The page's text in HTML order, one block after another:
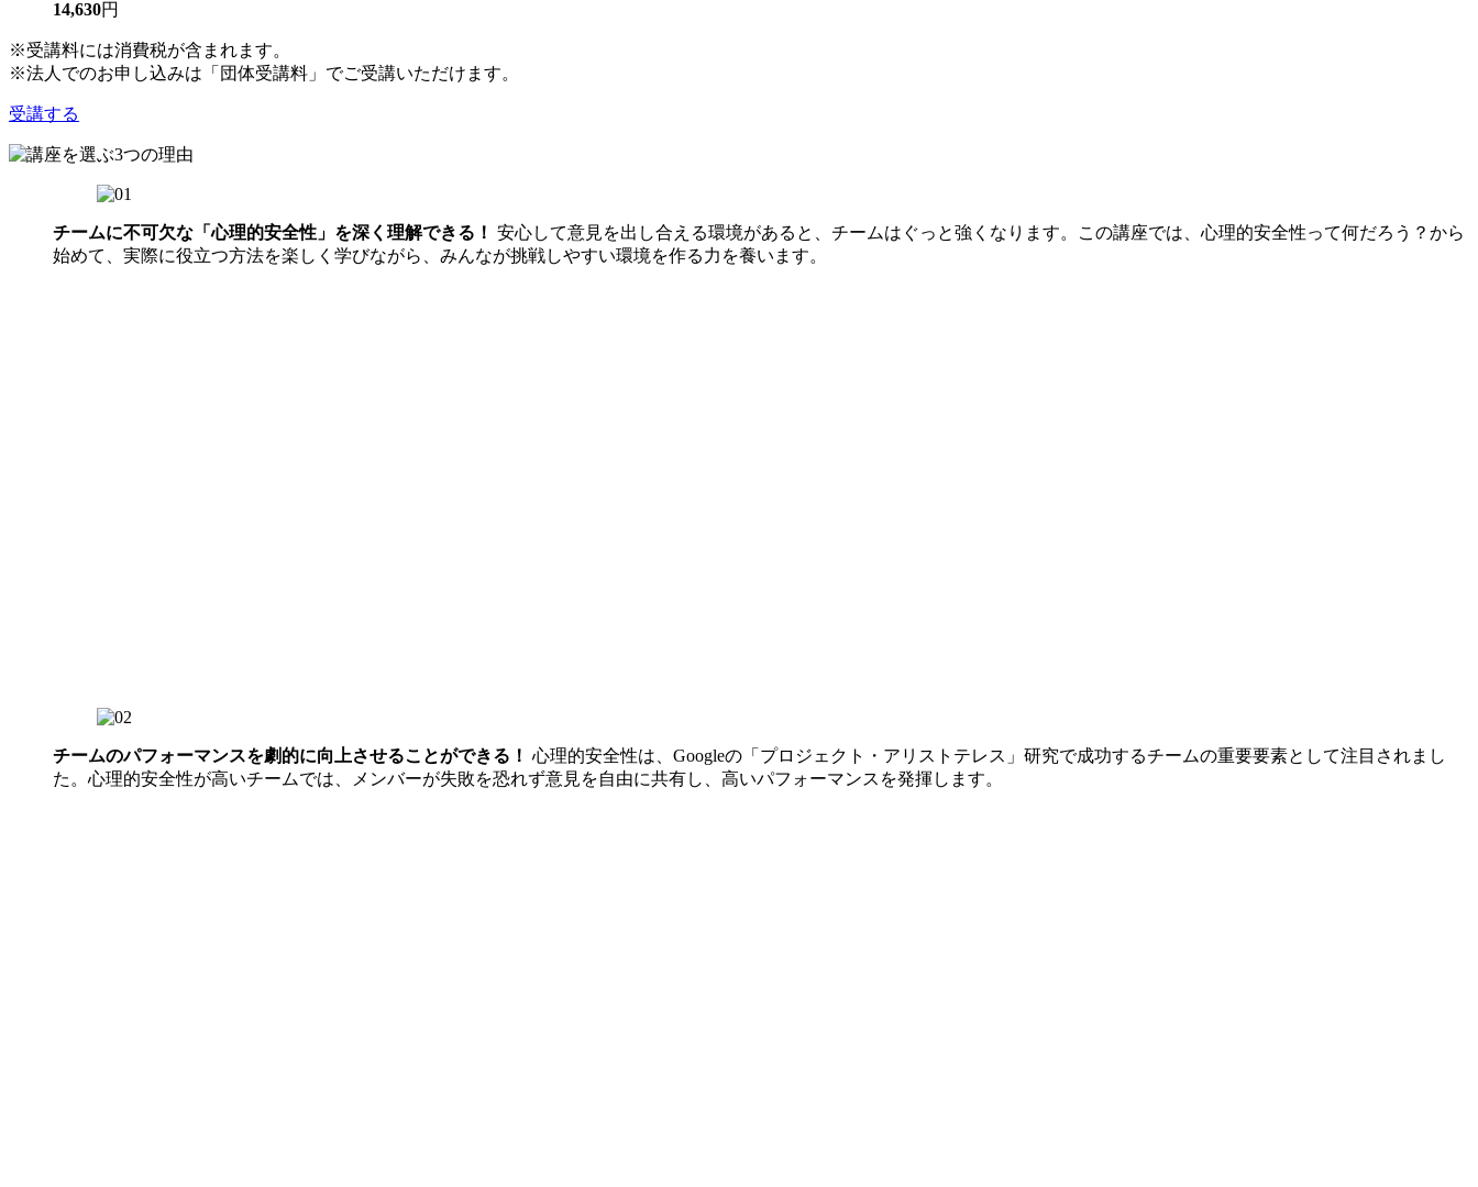
14,630円
※受講料には消費税が含まれます。
※法人でのお申し込みは「団体受講料」でご受講いただけます。
受講する
チームに不可欠な「心理的安全性」を深く理解できる！ 安心して意見を出し合える環境があると、チームはぐっと強くなります。この講座では、心理的安全性って何だろう？から
始めて、実際に役立つ方法を楽しく学びながら、みんなが挑戦しやすい環境を作る力を養います。
チームのパフォーマンスを劇的に向上させることができる！ 心理的安全性は、Googleの「プロジェクト・アリストテレス」研究で成功するチームの重要要素として注目されまし
た。心理的安全性が高いチームでは、メンバーが失敗を恐れず意見を自由に共有し、高いパフォーマンスを発揮します。